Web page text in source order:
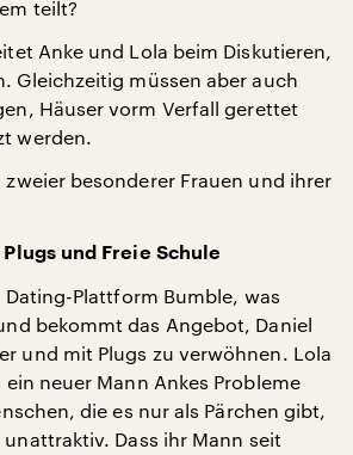
teilt?
Anke und Lola beim Diskutieren,
Gleichzeitig müssen aber auch
Häuser vorm Verfall gerettet
werden.
zweier besonderer Frauen und ihrer
Plugs und Freie Schule
Plattform Bumble, was
bekommt das Angebot, Daniel
und mit Plugs zu verwöhnen. Lola
neuer Mann Ankes Probleme
die es nur als Pärchen gibt,
Dass ihr Mann seit